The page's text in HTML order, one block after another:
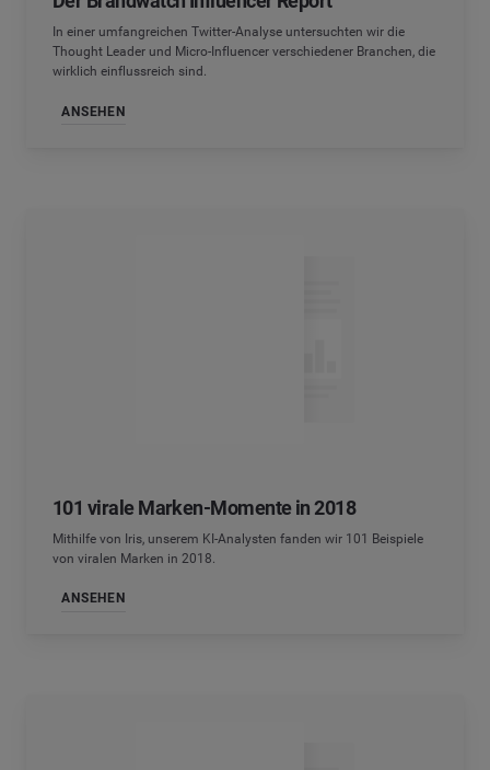
In einer umfangreichen Twitter-Analyse untersuchten wir die
Thought Leader und Micro-Influencer verschiedener Branchen, die
wirklich einflussreich sind.
ANSEHEN
101 virale Marken-Momente in 2018
Mithilfe von Iris, unserem KI-Analysten fanden wir 101 Beispiele
von viralen Marken in 2018.
ANSEHEN